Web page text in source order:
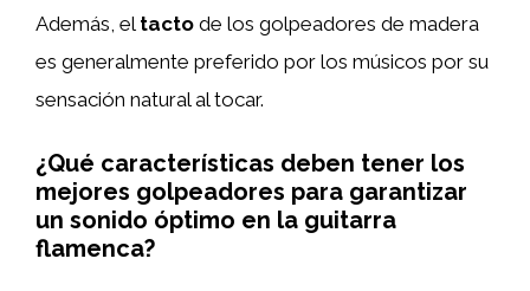
Además, el tacto de los golpeadores de madera
es generalmente preferido por los músicos por su
sensación natural al tocar.
¿Qué características deben tener los
mejores golpeadores para garantizar
un sonido óptimo en la guitarra
flamenca?